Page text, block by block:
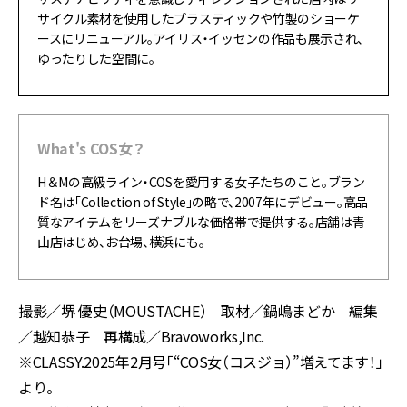
サイクル素材を使用したプラスティックや竹製のショーケ
ースにリニューアル。アイリス・イッセンの作品も展示され、
ゆったりした空間に。
What's COS女？
H＆Mの高級ライン・COSを愛用する女子たちのこと。ブラン
ド名は「Collection of Style」の略で、2007年にデビュー。高品
質なアイテムをリーズナブルな価格帯で提供する。店舗は青
山店はじめ、お台場、横浜にも。
撮影／堺 優史（MOUSTACHE） 取材／鍋嶋まどか 編集
／越知恭子 再構成／Bravoworks,Inc.
※CLASSY.2025年2月号「“COS女（コスジョ）”増えてます！」
より。